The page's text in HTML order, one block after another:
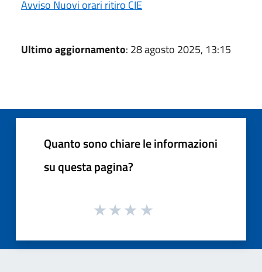
Avviso Nuovi orari ritiro CIE
Ultimo aggiornamento: 28 agosto 2025, 13:15
Quanto sono chiare le informazioni
su questa pagina?